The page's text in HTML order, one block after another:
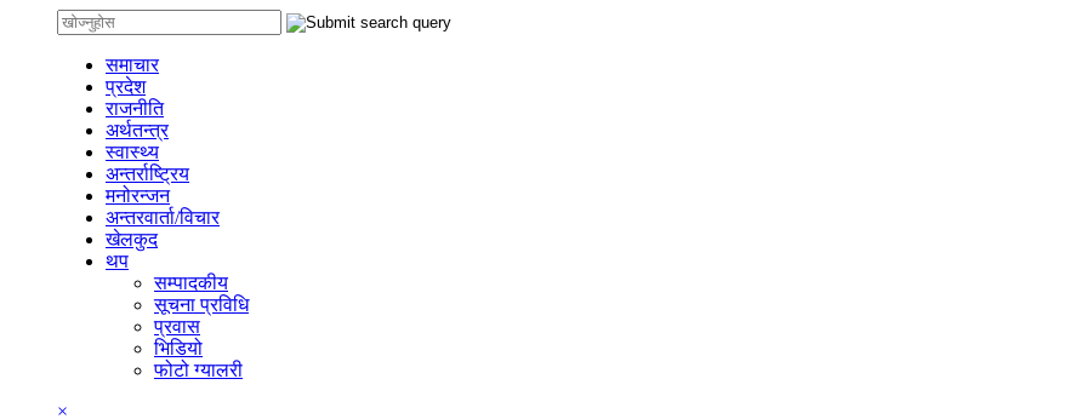
समाचार
प्रदेश
राजनीति
अर्थतन्त्र
स्वास्थ्य
अन्तर्राष्ट्रिय
मनोरन्जन
अन्तरवार्ता/विचार
खेलकुद
थप
सम्पादकीय
सूचना प्रविधि
प्रवास
भिडियो
फोटो ग्यालरी
×